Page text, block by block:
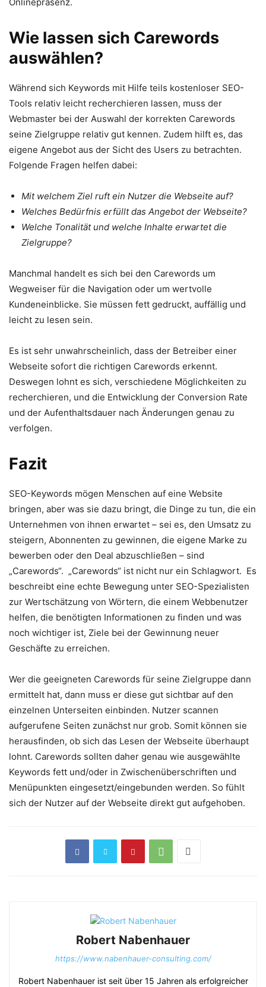
Wie lassen sich Carewords
auswählen?
Während sich Keywords mit Hilfe teils kostenloser SEO-
Tools relativ leicht recherchieren lassen, muss der
Webmaster bei der Auswahl der korrekten Carewords
seine Zielgruppe relativ gut kennen. Zudem hilft es, das
eigene Angebot aus der Sicht des Users zu betrachten.
Folgende Fragen helfen dabei:
Mit welchem Ziel ruft ein Nutzer die Webseite auf?
Welches Bedürfnis erfüllt das Angebot der Webseite?
Welche Tonalität und welche Inhalte erwartet die
Zielgruppe?
Manchmal handelt es sich bei den Carewords um
Wegweiser für die Navigation oder um wertvolle
Kundeneinblicke. Sie müssen fett gedruckt, auffällig und
leicht zu lesen sein.
Es ist sehr unwahrscheinlich, dass der Betreiber einer
Webseite sofort die richtigen Carewords erkennt.
Deswegen lohnt es sich, verschiedene Möglichkeiten zu
recherchieren, und die Entwicklung der Conversion Rate
und der Aufenthaltsdauer nach Änderungen genau zu
verfolgen.
Fazit
SEO-Keywords mögen Menschen auf eine Website
bringen, aber was sie dazu bringt, die Dinge zu tun, die ein
Unternehmen von ihnen erwartet – sei es, den Umsatz zu
steigern, Abonnenten zu gewinnen, die eigene Marke zu
bewerben oder den Deal abzuschließen – sind
„Carewords“. „Carewords“ ist nicht nur ein Schlagwort. Es
beschreibt eine echte Bewegung unter SEO-Spezialisten
zur Wertschätzung von Wörtern, die einem Webbenutzer
helfen, die benötigten Informationen zu finden und was
noch wichtiger ist, Ziele bei der Gewinnung neuer
Geschäfte zu erreichen.
Wer die geeigneten Carewords für seine Zielgruppe dann
ermittelt hat, dann muss er diese gut sichtbar auf den
einzelnen Unterseiten einbinden. Nutzer scannen
aufgerufene Seiten zunächst nur grob. Somit können sie
herausfinden, ob sich das Lesen der Webseite überhaupt
lohnt. Carewords sollten daher genau wie ausgewählte
Keywords fett und/oder in Zwischenüberschriften und
Menüpunkten eingesetzt/eingebunden werden. So fühlt
sich der Nutzer auf der Webseite direkt gut aufgehoben.
Robert Nabenhauer
https://www.nabenhauer-consulting.com/
Robert Nabenhauer ist seit über 15 Jahren als erfolgreicher